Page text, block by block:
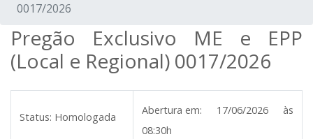
0017/2026
Pregão Exclusivo ME e EPP
(Local e Regional) 0017/2026
Status: Homologada
Abertura em:
17/06/2026 às
08:30h